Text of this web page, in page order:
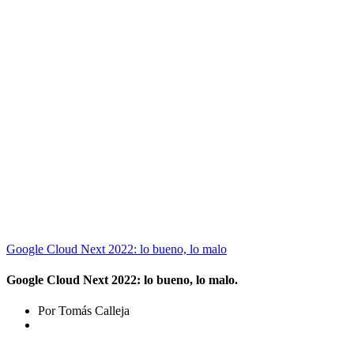
Google Cloud Next 2022: lo bueno, lo malo
Google Cloud Next 2022: lo bueno, lo malo.
Por Tomás Calleja